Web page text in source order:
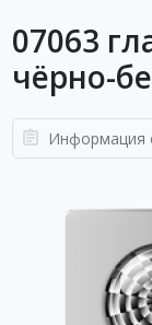
07063
чёрно-
Информация